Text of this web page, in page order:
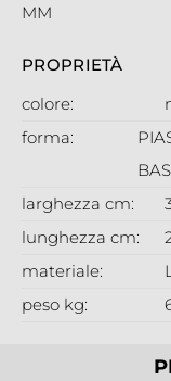
MM
PROPRIETÀ
colore:
forma:
larghezza cm:
lunghezza cm:
materiale:
peso kg: